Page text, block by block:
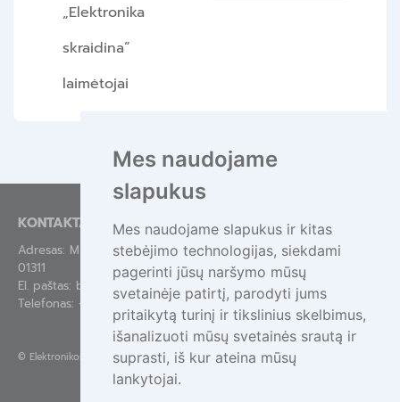
Mes naudojame
slapukus
Mes naudojame slapukus ir kitas
stebėjimo technologijas, siekdami
pagerinti jūsų naršymo mūsų
svetainėje patirtį, parodyti jums
pritaikytą turinį ir tikslinius skelbimus,
išanalizuoti mūsų svetainės srautą ir
suprasti, iš kur ateina mūsų
lankytojai.
„Elektronika
skraidina”
laimėtojai
KONTAKTAI
Adresas: Mindaugo g. 44-84, Vilnius LT-
01311
El. paštas: bendras@epa.lt
Telefonas: +370 695 55111
© Elektronikos atliekų tvarkymas